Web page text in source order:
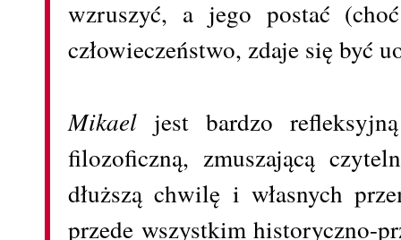
wzruszyć, a jego postać
człowieczeństwo, zdaje się być
Mikael jest bardzo
filozoficzną, zmuszającą
dłuższą chwilę i własnych
przede wszystkim historyczno-